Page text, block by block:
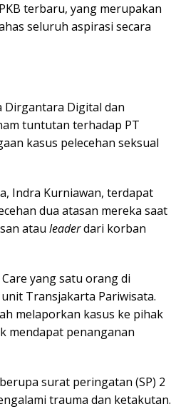
terbaru, yang merupakan
seluruh aspirasi secara
Dirgantara Digital dan
tuntutan terhadap PT
kasus pelecehan seksual
Indra Kurniawan, terdapat
dua atasan mereka saat
atau leaderdari korban
yang satu orang di
Transjakarta Pariwisata.
melaporkan kasus ke pihak
mendapat penanganan
surat peringatan (SP) 2
trauma dan ketakutan.